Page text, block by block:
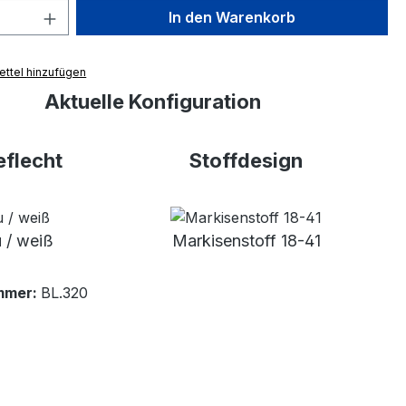
Anzahl: Gib den gewünschten Wert
In den Warenkorb
hinzufügen
Aktuelle Konfiguration
/ weiß
Stoffdesign
Markisenstoff 18-41
BL.320